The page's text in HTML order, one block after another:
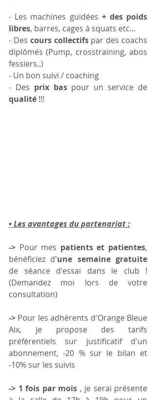
- Les machines guidées + des poids
libres, barres, cages à squats etc...
- Des cours collectifs par des coachs
diplômés (Pump, crosstraining, abos
fessiers..)
- Un bon suivi / coaching
- Des prix bas
qualité !!!
• Les avantages du partenariat :
-> Pour mes patients et patientes,
bénéficiez d'
de séance d'essai dans le club !
(Demandez moi lors de votre
consultation)
-> Pour les adhérents d'Orange Bleue
Aix, je propose des tarifs
préférentiels sur justificatif d'un
abonnement, -20 % sur le bilan et
-10% sur les suivis
-> 1 fois par mois , je serai présente